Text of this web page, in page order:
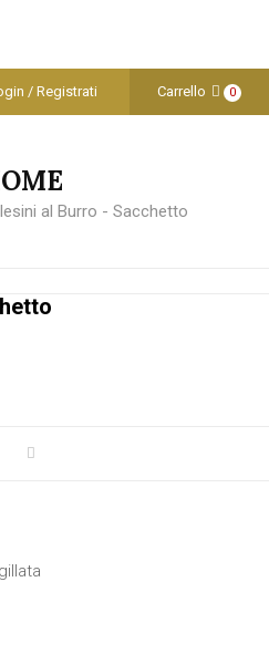
/ Registrati Carrello 0
al Burro - Sacchetto